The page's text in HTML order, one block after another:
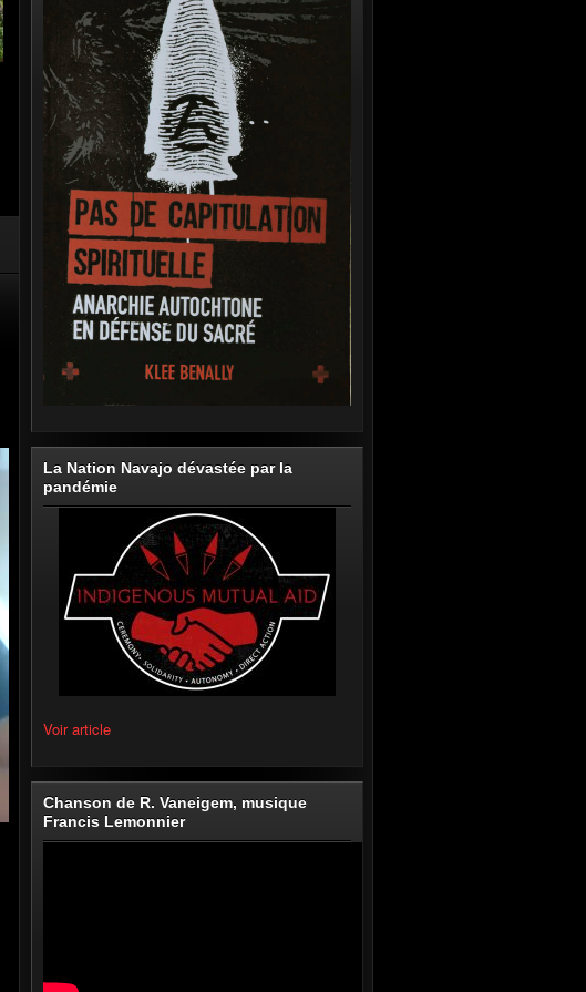
La Nation Navajo dévastée par la
pandémie
Voir article
Chanson de R. Vaneigem, musique
Francis Lemonnier